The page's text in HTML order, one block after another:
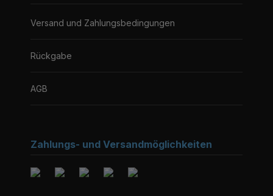
Versand und Zahlungsbedingungen
Rückgabe
AGB
Zahlungs- und Versandmöglichkeiten